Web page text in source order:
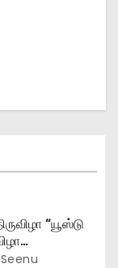
“யூஸ்டு
Seenu